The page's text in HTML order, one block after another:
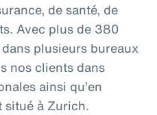
de santé, de
Avec plus de 380
plusieurs bureaux
nos clients dans
ainsi qu’en
situé à Zurich.